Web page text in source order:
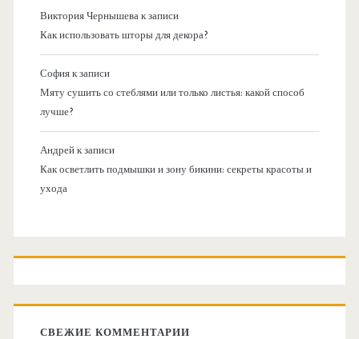
Виктория Чернышевак записи
Как использовать шторы для декора?
Софияк записи
Мяту сушить со стеблями или только листья: какой способ
лучше?
Андрейк записи
Как осветлить подмышки и зону бикини: секреты красоты и
ухода
СВЕЖИЕ КОММЕНТАРИИ